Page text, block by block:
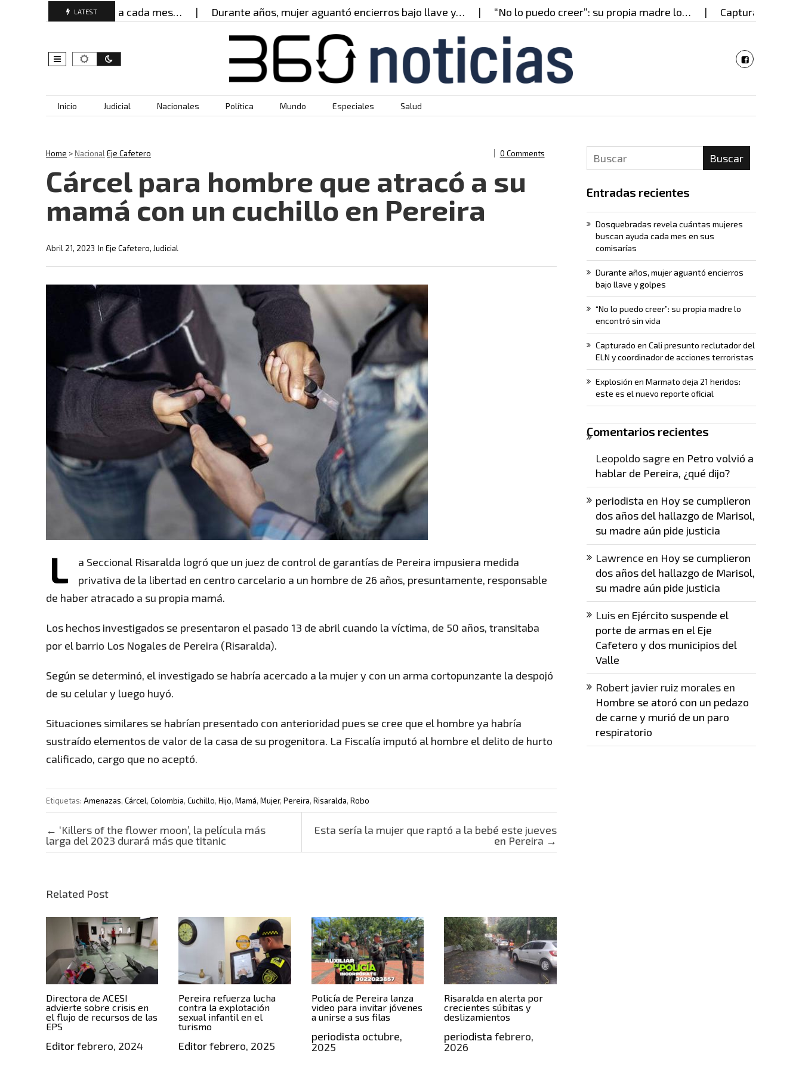
LATEST
buscan ayuda cada mes… Durante años, mujer aguantó encierros bajo llave y… “No lo puedo creer”: su propia madre lo… Capturado en Cali
Skip to content
Inicio Judicial Nacionales Política Mundo Especiales Salud
Home >NacionalEje Cafetero 0 Comments
Cárcel para hombre que atracó a su
mamá con un cuchillo en Pereira
In Eje Cafetero, Judicial
Abril 21, 2023
L
a Seccional Risaralda logró que un juez de control de garantías de Pereira impusiera medida
privativa de la libertad en centro carcelario a un hombre de 26 años, presuntamente, responsable
de haber atracado a su propia mamá.
Los hechos investigados se presentaron el pasado 13 de abril cuando la víctima, de 50 años, transitaba
por el barrio Los Nogales de Pereira (Risaralda).
Según se determinó, el investigado se habría acercado a la mujer y con un arma cortopunzante la despojó
de su celular y luego huyó.
Situaciones similares se habrían presentado con anterioridad pues se cree que el hombre ya habría
sustraído elementos de valor de la casa de su progenitora. La Fiscalía imputó al hombre el delito de hurto
calificado, cargo que no aceptó.
Etiquetas: Amenazas, Cárcel, Colombia, Cuchillo, Hijo, Mamá, Mujer, Pereira, Risaralda, Robo
Post navigation
← ‘Killers of the flower moon’, la película más
larga del 2023 durará más que titanic
Esta sería la mujer que raptó a la bebé este jueves
en Pereira →
Related Post
Directora de ACESI
advierte sobre crisis en
el flujo de recursos de las
EPS
Editorfebrero, 2024
Pereira refuerza lucha
contra la explotación
sexual infantil en el
turismo
Editorfebrero, 2025
Policía de Pereira lanza
video para invitar jóvenes
a unirse a sus filas
periodista octubre,
2025
Risaralda en alerta por
crecientes súbitas y
deslizamientos
periodista febrero,
2026
Buscar
Entradas recientes
Dosquebradas revela cuántas mujeres
buscan ayuda cada mes en sus
comisarías
Durante años, mujer aguantó encierros
bajo llave y golpes
“No lo puedo creer”: su propia madre lo
encontró sin vida
Capturado en Cali presunto reclutador del
ELN y coordinador de acciones terroristas
Explosión en Marmato deja 21 heridos:
este es el nuevo reporte oficial
Comentarios recientes
Leopoldo sagre en Petro volvió a
hablar de Pereira, ¿qué dijo?
periodista en Hoy se cumplieron
dos años del hallazgo de Marisol,
su madre aún pide justicia
Lawrence en Hoy se cumplieron
dos años del hallazgo de Marisol,
su madre aún pide justicia
Luisen Ejército suspende el
porte de armas en el Eje
Cafetero y dos municipios del
Valle
Robert javier ruiz moralesen
Hombre se atoró con un pedazo
de carne y murió de un paro
respiratorio